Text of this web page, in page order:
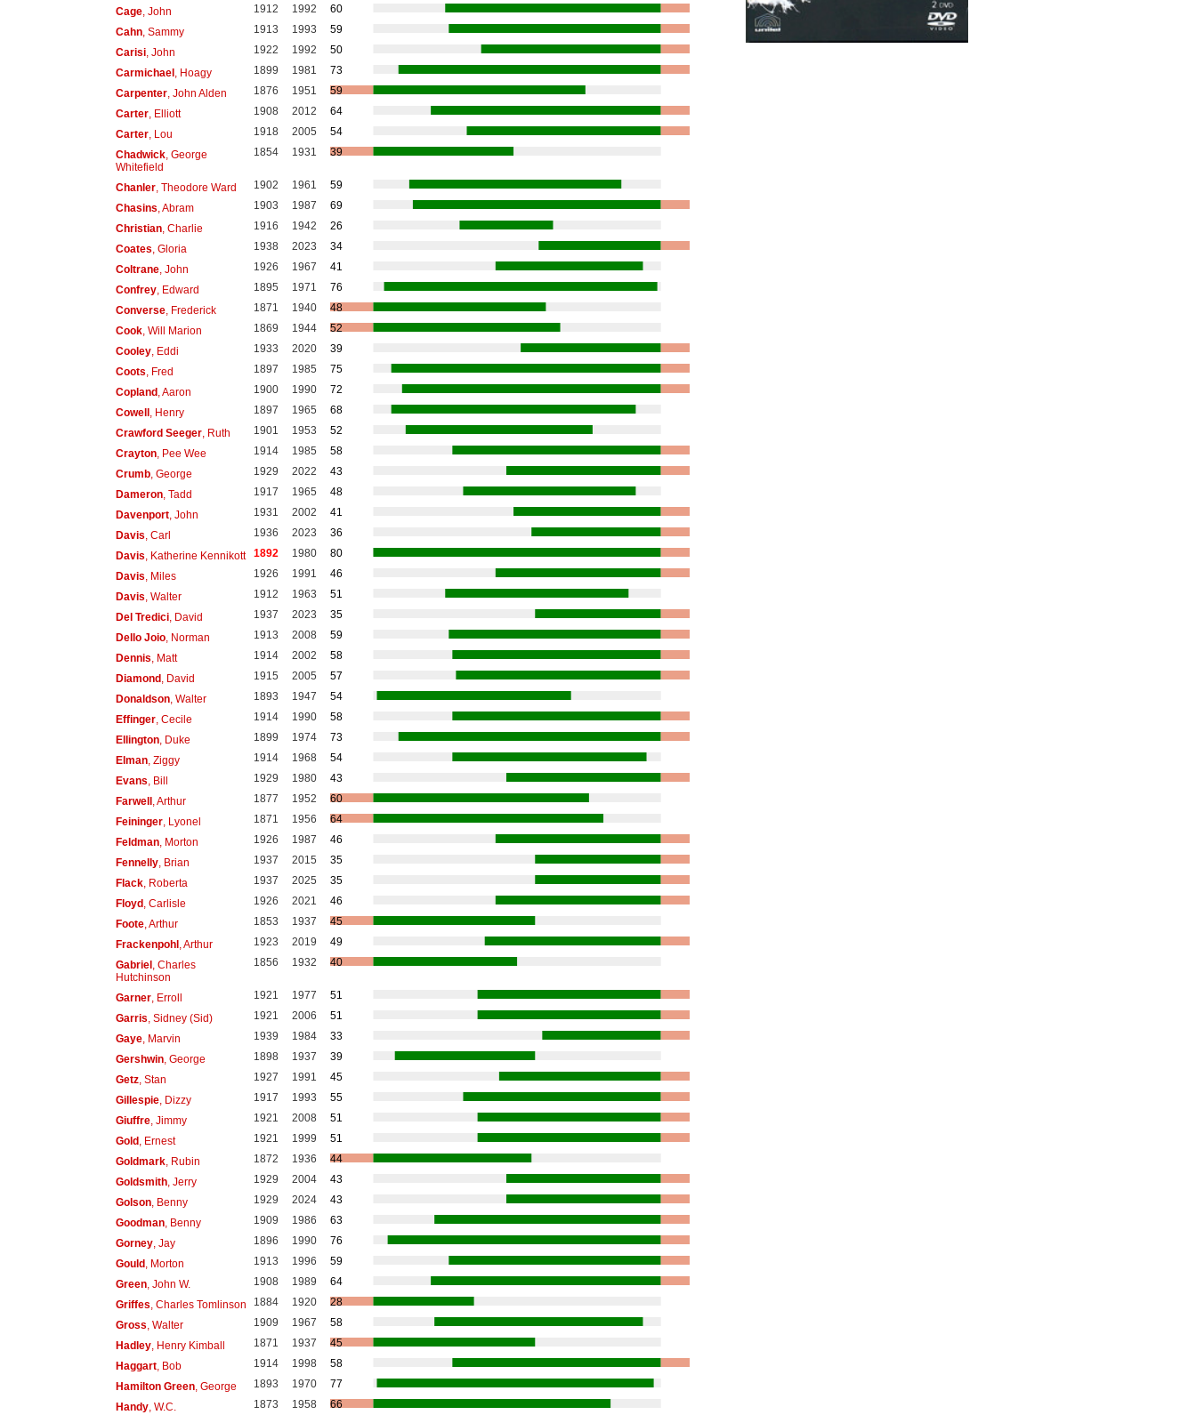
Cage, John 1912 1992
60
Cahn, Sammy 1913 1993
59
Carisi, John 1922 1992
50
Carmichael, Hoagy 1899 1981
73
Carpenter, John Alden 1876 1951
59
Carter, Elliott 1908 2012
64
Carter, Lou 1918 2005
54
Chadwick, George
Whitefield
1854 1931 39
Chanler, Theodore Ward 1902 1961
59
Chasins , Abram 1903 1987
69
Christian, Charlie 1916 1942
26
Coates , Gloria 1938 2023
34
Coltrane, John 1926 1967
41
Confrey, Edward 1895 1971
76
Converse, Frederick 1871 1940
48
Cook, Will Marion 1869 1944
52
Cooley, Eddi 1933 2020
39
Coots , Fred 1897 1985
75
Copland, Aaron 1900 1990
72
Cowell, Henry 1897 1965
68
Crawford Seeger, Ruth 1901 1953
52
Crayton, Pee Wee 1914 1985
58
Crumb, George 1929 2022
43
Dameron, Tadd 1917 1965
48
Davenport, John 1931 2002
41
Davis , Carl 1936 2023
36
Davis , Katherine Kennikott 1892 1980
80
Davis , Miles 1926 1991
46
Davis , Walter 1912 1963
51
Del Tredici, David 1937 2023
35
Dello Joio, Norman 1913 2008
59
Dennis , Matt 1914 2002
58
Diamond, David 1915 2005
57
Donaldson, Walter 1893 1947
54
Effinger, Cecile 1914 1990
58
Ellington, Duke 1899 1974
73
Elman, Ziggy 1914 1968
54
Evans , Bill 1929 1980
43
Farwell, Arthur 1877 1952
60
Feininger, Lyonel 1871 1956
64
Feldman, Morton 1926 1987
46
Fennelly, Brian 1937 2015
35
Flack, Roberta 1937 2025
35
Floyd, Carlisle 1926 2021
46
Foote, Arthur 1853 1937
45
Frackenpohl, Arthur 1923 2019
49
Gabriel, Charles
Hutchinson
1856 1932 40
Garner, Erroll 1921 1977
51
Garris , Sidney (Sid) 1921 2006
51
Gaye, Marvin 1939 1984
33
Gershwin, George 1898 1937
39
Getz, Stan 1927 1991
45
Gillespie, Dizzy 1917 1993
55
Giuffre, Jimmy 1921 2008
51
Gold, Ernest 1921 1999
51
Goldmark, Rubin 1872 1936
44
Goldsmith, Jerry 1929 2004
43
Golson, Benny 1929 2024
43
Goodman, Benny 1909 1986
63
Gorney, Jay 1896 1990
76
Gould, Morton 1913 1996
59
Green, John W. 1908 1989
64
Griffes , Charles Tomlinson 1884 1920
28
Gross , Walter 1909 1967
58
Hadley, Henry Kimball 1871 1937
45
Haggart, Bob 1914 1998
58
Hamilton Green, George 1893 1970
77
Handy, W.C. 1873 1958 66